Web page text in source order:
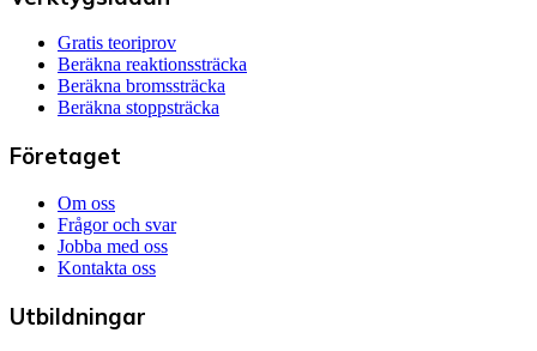
Gratis teoriprov
Beräkna reaktionssträcka
Beräkna bromssträcka
Beräkna stoppsträcka
Företaget
Om oss
Frågor och svar
Jobba med oss
Kontakta oss
Utbildningar